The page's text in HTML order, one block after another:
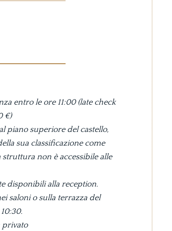
entro le ore 11:00 (late check
€)
piano superiore del castello,
sua classificazione come
non è accessibile alle
disponibili alla reception.
saloni o sulla terrazza del
privato